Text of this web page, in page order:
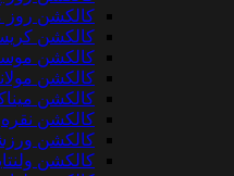
کالکشن روز
کالکشن
کالکشن
کالکشن
کالکشن
کالکشن نقره
کالکشن
کالکشن